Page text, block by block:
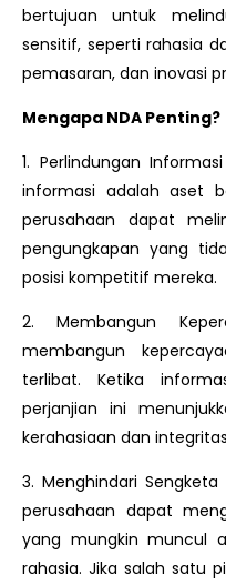
bertujuan untuk
sensitif, seperti rahasia
pemasaran, dan inovasi
Mengapa NDA Penting?
1. Perlindungan
informasi adalah aset
perusahaan dapat
pengungkapan yang
posisi kompetitif mereka.
2. Membangun
membangun
terlibat. Ketika
perjanjian ini
kerahasiaan dan
3. Menghindari
perusahaan dapat
yang mungkin muncul
rahasia. Jika salah satu